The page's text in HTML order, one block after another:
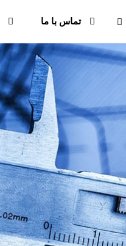
پرینتر سه بعدی در ابعاد مختلف
تماس با ما